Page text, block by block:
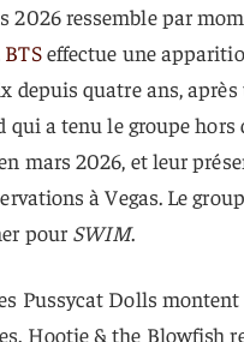
2026 ressemble par
BTSeffectue une
depuis quatre ans,
qui a tenu le groupe
mars 2026, et leur
à Vegas. Le
pour SWIM.
Pussycat Dolls montent
Hootie & the Blowfish